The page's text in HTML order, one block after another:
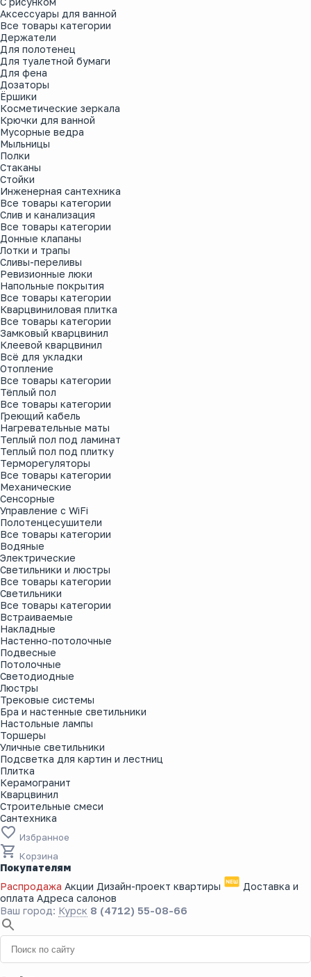
Аксессуары для ванной
Все товары категории
Держатели
Для полотенец
Для туалетной бумаги
Для фена
Дозаторы
Ёршики
Косметические зеркала
Крючки для ванной
Мусорные ведра
Мыльницы
Полки
Стаканы
Стойки
Инженерная сантехника
Все товары категории
Слив и канализация
Все товары категории
Донные клапаны
Лотки и трапы
Сливы-переливы
Ревизионные люки
Напольные покрытия
Все товары категории
Кварцвиниловая плитка
Все товары категории
Замковый кварцвинил
Клеевой кварцвинил
Всё для укладки
Отопление
Все товары категории
Тёплый пол
Все товары категории
Греющий кабель
Нагревательные маты
Теплый пол под ламинат
Теплый пол под плитку
Терморегуляторы
Все товары категории
Механические
Сенсорные
Управление с WiFi
Полотенцесушители
Все товары категории
Водяные
Электрические
Светильники и люстры
Все товары категории
Светильники
Все товары категории
Встраиваемые
Накладные
Настенно-потолочные
Подвесные
Потолочные
Светодиодные
Люстры
Трековые системы
Бра и настенные светильники
Настольные лампы
Торшеры
Уличные светильники
Подсветка для картин и лестниц
Плитка
Керамогранит
Кварцвинил
Строительные смеси
Сантехника
Избранное
Корзина
Покупателям
Распродажа Акции Дизайн-проект квартиры
Доставка и
оплата Адреса салонов
Ваш город: Курск 8 (4712) 55-08-66